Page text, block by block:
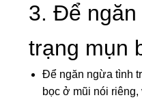
3. Để
trạng mụn
Để ngăn ngừa tình
bọc ở mũi nói